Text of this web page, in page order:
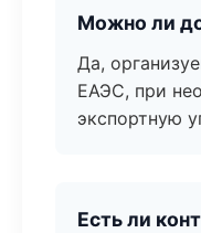
Можно ли
Да,
ЕАЭС, при
экспортную
Есть ли